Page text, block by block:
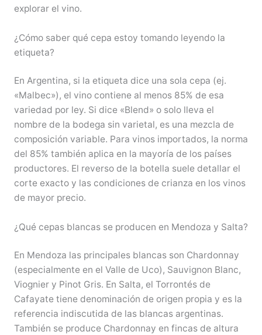
explorar el vino.
¿Cómo saber qué cepa estoy tomando leyendo la
etiqueta?
En Argentina, si la etiqueta dice una sola cepa (ej.
«Malbec»), el vino contiene al menos 85% de esa
variedad por ley. Si dice «Blend» o solo lleva el
nombre de la bodega sin varietal, es una mezcla de
composición variable. Para vinos importados, la norma
del 85% también aplica en la mayoría de los países
productores. El reverso de la botella suele detallar el
corte exacto y las condiciones de crianza en los vinos
de mayor precio.
¿Qué cepas blancas se producen en Mendoza y Salta?
En Mendoza las principales blancas son Chardonnay
(especialmente en el Valle de Uco), Sauvignon Blanc,
Viognier y Pinot Gris. En Salta, el Torrontés de
Cafayate tiene denominación de origen propia y es la
referencia indiscutida de las blancas argentinas.
También se produce Chardonnay en fincas de altura